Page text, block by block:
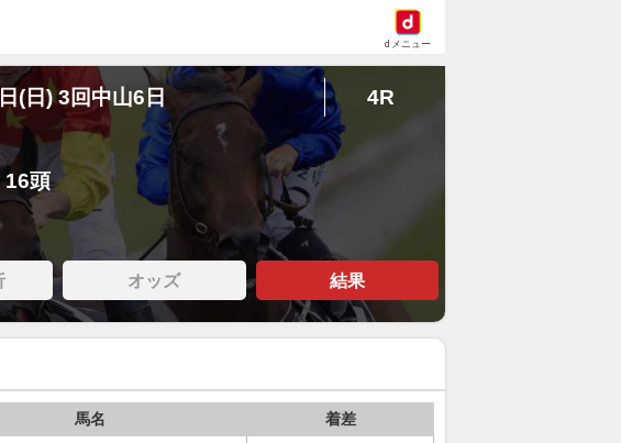
dメニュー
(日) 3回中山6日 4R
16頭
オッズ 結果
馬名 着差